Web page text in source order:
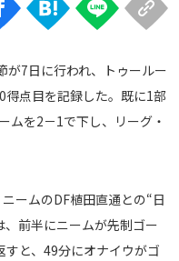
iOS Apps
Web
TV
7日に行われ、トゥールー
得点目を記録した。既に1部
ムを2－1で下し、リーグ・
ームのDF植田直通との“日
前半にニームが先制ゴー
と、49分にオナイウがゴ